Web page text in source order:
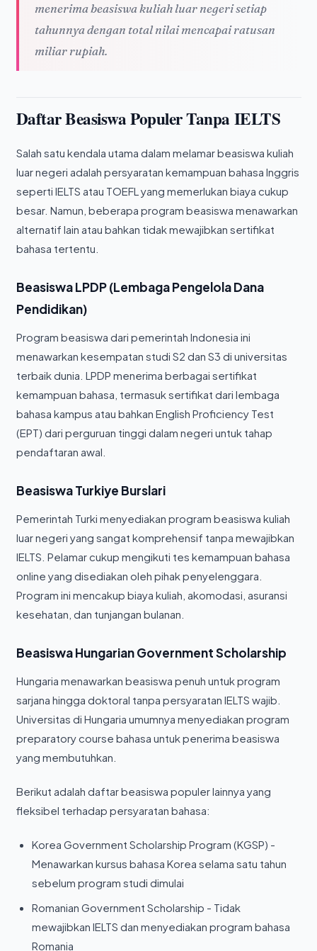
menerima beasiswa kuliah luar negeri setiap
tahunnya dengan total nilai mencapai ratusan
miliar rupiah.
Daftar Beasiswa Populer Tanpa IELTS
Salah satu kendala utama dalam melamar beasiswa kuliah
luar negeri adalah persyaratan kemampuan bahasa Inggris
seperti IELTS atau TOEFL yang memerlukan biaya cukup
besar. Namun, beberapa program beasiswa menawarkan
alternatif lain atau bahkan tidak mewajibkan sertifikat
bahasa tertentu.
Beasiswa LPDP (Lembaga Pengelola Dana
Pendidikan)
Program beasiswa dari pemerintah Indonesia ini
menawarkan kesempatan studi S2 dan S3 di universitas
terbaik dunia. LPDP menerima berbagai sertifikat
kemampuan bahasa, termasuk sertifikat dari lembaga
bahasa kampus atau bahkan English Proficiency Test
(EPT) dari perguruan tinggi dalam negeri untuk tahap
pendaftaran awal.
Beasiswa Turkiye Burslari
Pemerintah Turki menyediakan program beasiswa kuliah
luar negeri yang sangat komprehensif tanpa mewajibkan
IELTS. Pelamar cukup mengikuti tes kemampuan bahasa
online yang disediakan oleh pihak penyelenggara.
Program ini mencakup biaya kuliah, akomodasi, asuransi
kesehatan, dan tunjangan bulanan.
Beasiswa Hungarian Government Scholarship
Hungaria menawarkan beasiswa penuh untuk program
sarjana hingga doktoral tanpa persyaratan IELTS wajib.
Universitas di Hungaria umumnya menyediakan program
preparatory course bahasa untuk penerima beasiswa
yang membutuhkan.
Berikut adalah daftar beasiswa populer lainnya yang
fleksibel terhadap persyaratan bahasa:
Korea Government Scholarship Program (KGSP) -
Menawarkan kursus bahasa Korea selama satu tahun
sebelum program studi dimulai
Romanian Government Scholarship - Tidak
mewajibkan IELTS dan menyediakan program bahasa
Romania